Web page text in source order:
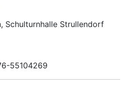
Schulturnhalle Strullendorf
55104269